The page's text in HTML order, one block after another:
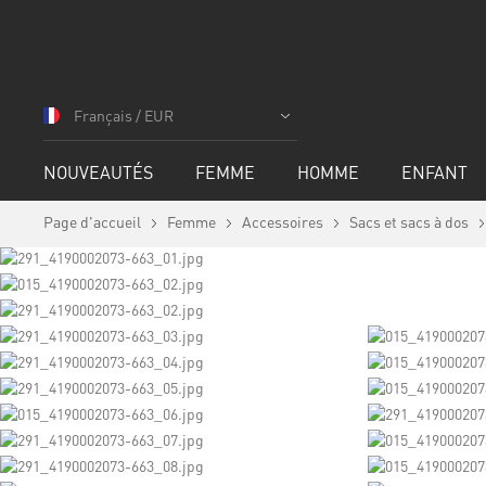
Français / EUR
NOUVEAUTÉS FEMME HOMME ENFANT
Page d'accueil Femme Accessoires Sacs et sacs à dos
Skip
to
the
end
of
the
images
gallery